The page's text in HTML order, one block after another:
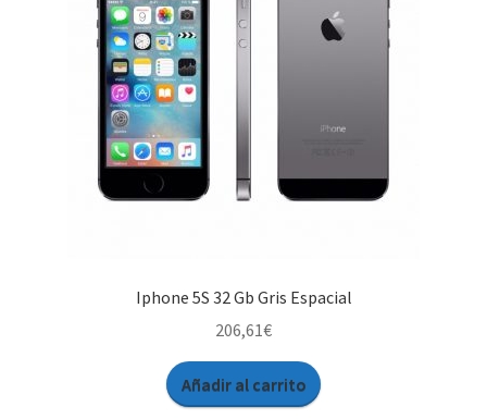
Iphone 5S 32 Gb Gris Espacial
206,61€
Añadir al carrito